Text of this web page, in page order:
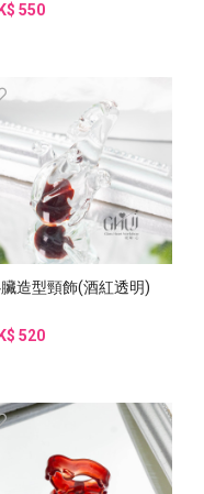
550
造型頸飾(酒紅透明)
520